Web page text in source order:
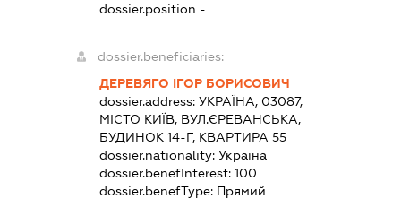
dossier.position -
dossier.beneficiaries:
ДЕРЕВЯГО ІГОР БОРИСОВИЧ
dossier.address: УКРАЇНА, 03087,
МІСТО КИЇВ, ВУЛ.ЄРЕВАНСЬКА,
БУДИНОК 14-Г, КВАРТИРА 55
dossier.nationality: Україна
dossier.benefInterest: 100
dossier.benefType: Прямий